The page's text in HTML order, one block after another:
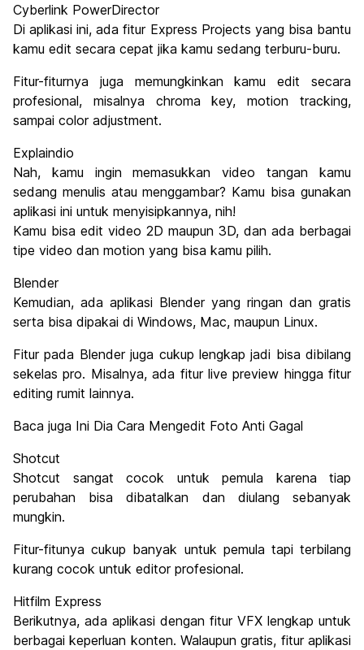
Cyberlink PowerDirector
Di aplikasi ini, ada fitur Express Projects yang bisa bantu
kamu edit secara cepat jika kamu sedang terburu-buru.
Fitur-fiturnya juga memungkinkan kamu edit secara
profesional, misalnya chroma key, motion tracking,
sampai color adjustment.
Explaindio
Nah, kamu ingin memasukkan video tangan kamu
sedang menulis atau menggambar? Kamu bisa gunakan
aplikasi ini untuk menyisipkannya, nih!
Kamu bisa edit video 2D maupun 3D, dan ada berbagai
tipe video dan motion yang bisa kamu pilih.
Blender
Kemudian, ada aplikasi Blender yang ringan dan gratis
serta bisa dipakai di Windows, Mac, maupun Linux.
Fitur pada Blender juga cukup lengkap jadi bisa dibilang
sekelas pro. Misalnya, ada fitur live preview hingga fitur
editing rumit lainnya.
Baca juga Ini Dia Cara Mengedit Foto Anti Gagal
Shotcut
Shotcut sangat cocok untuk pemula karena tiap
perubahan bisa dibatalkan dan diulang sebanyak
mungkin.
Fitur-fitunya cukup banyak untuk pemula tapi terbilang
kurang cocok untuk editor profesional.
Hitfilm Express
Berikutnya, ada aplikasi dengan fitur VFX lengkap untuk
berbagai keperluan konten. Walaupun gratis, fitur aplikasi